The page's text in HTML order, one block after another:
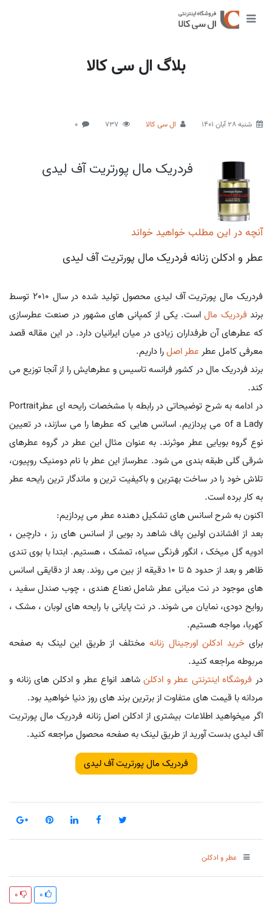
بلاگ ال سی کالا
شنبه 28 آبان 1401 ال سی کالا 737
0
فردریک مال پورتریت آف لیدی
آنچه در این مطلب خواهید خواند
عطر و ادکلن زنانه فردریک مال پورتریت آف لیدی
فردریک مال پورتریت آف لیدی محصول تولید شده در سال 2010 توسط
برند فردریک مالاست. یکی از کمپانی های مشهور در صنعت عطرسازی
که عطرهای آن طرفداران زیادی در میان ایرانیان دارد. در این مقاله قصد
معرفی کامل عطر عطر اصلرا داریم.
برند فردریک مال در کشور فرانسه تاسیس و عطرهایش را از آنجا توزیع می
کند.
در ادامه به شرح توضیحاتی در رابطه با مشخصات رایحه ای عطرPortrait
of a Lady می پردازیم. اسانس هایی که عطرها را می سازند، در تعیین
نوع گروه بویایی عطر موثرند. به عنوان مثال این عطر در گروه عطرهای
شرقی گلی طبقه بندی می شود. عطرساز این عطر با نام دومنیک روپیون،
تلاش خود را در ساخت بهترین و باکیفیت ترین و ماندگار ترین رایحه عطر
به کار برده است.
اکنون به شرح اسانس های تشکیل دهنده عطر می پردازیم:
بعد از افشاندن اولین پاف شاهد رد بویی از اسانس های رز ، دارچین ،
ادویه گل میخک ، انگور فرنگی سیاه، تمشک ، هستیم. ابتدا با بوی تندی
ظاهر و بعد از حدود 5 تا 10 دقیقه از بین می روند. بعد از دقایقی اسانس
های موجود در نت میانی عطر شامل نعناع هندی ، چوب صندل سفید ،
روایح دودی، نمایان می شوند. در نت پایانی با رایحه های لوبان ، مشک ،
کهربا، مواجه هستیم.
برایخرید ادکلن اورجینال زنانهمختلف از طریق این لینک به صفحه
مربوطه مراجعه کنید.
در فروشگاه اینترنتی عطر و ادکلنشاهد انواع عطر و ادکلن های زنانه و
مردانه با قیمت های متفاوت از برترین برند های روز دنیا خواهید بود.
اگر میخواهید اطلاعات بیشتری از ادکلن اصل زنانه فردریک مال پورتریت
آف لیدی بدست آورید از طریق لینک به صفحه محصول مراجعه کنید.
فردریک مال پورتریت آف لیدی
عطر و ادکلن